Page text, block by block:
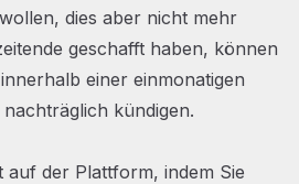
dies aber nicht mehr
geschafft haben, können
einer einmonatigen
kündigen.
auf der Plattform, indem Sie